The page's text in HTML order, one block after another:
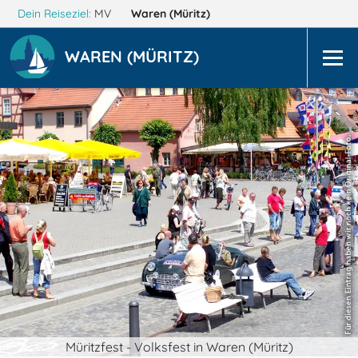
Dein Reiseziel: MV Waren (Müritz)
WAREN (MÜRITZ)
Müritzfest - Volksfest in Waren (Müritz)